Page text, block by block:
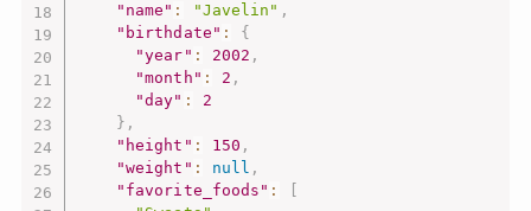
"name" : "Javelin" ,
"birthdate" :
{
"year" : 2002 ,
"month" : 2 ,
"day" :
2
} ,
"height" : 150 ,
"weight" : null ,
"favorite_foods" :